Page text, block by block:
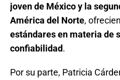
joven de México y la
América del Norte,
estándares en materia de
confiabilidad.
Por su parte, Patricia